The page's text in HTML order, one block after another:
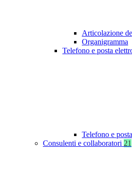
Articolazione
Organigramma
Telefono e posta
Telefono e
Consulenti e collaboratori 21